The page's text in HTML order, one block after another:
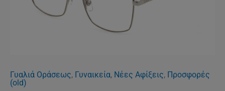
Γυαλιά Οράσεως, Γυναικεία, Νέες Αφίξεις, Προσφορές
(old)